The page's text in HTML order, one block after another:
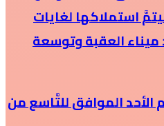
استملاكها لغايات
العقبة وتوسعة
الأحد الموافق للتَّاسع من